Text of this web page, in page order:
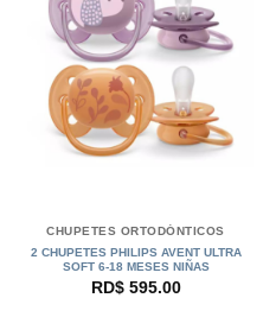
CHUPETES ORTODÓNTICOS
2 CHUPETES PHILIPS AVENT ULTRA
SOFT 6-18 MESES NIÑAS
RD$595.00